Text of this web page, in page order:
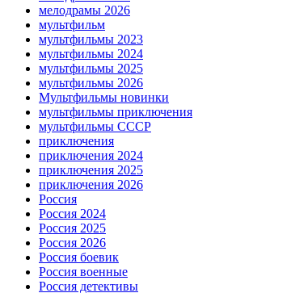
мелодрамы 2026
мультфильм
мультфильмы 2023
мультфильмы 2024
мультфильмы 2025
мультфильмы 2026
Мультфильмы новинки
мультфильмы приключения
мультфильмы СССР
приключения
приключения 2024
приключения 2025
приключения 2026
Россия
Россия 2024
Россия 2025
Россия 2026
Россия боевик
Россия военные
Россия детективы